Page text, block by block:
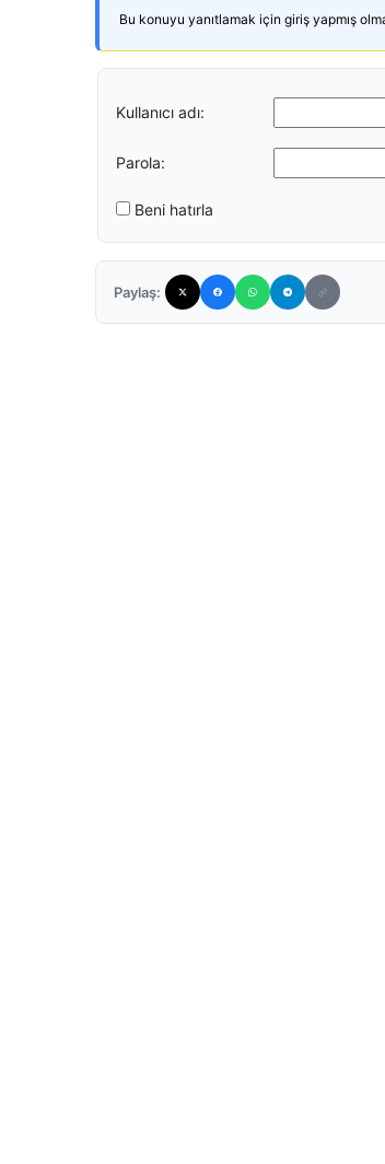
Bu konuyu yanıtlamak için giriş yapmış
Kullanıcı adı:
Parola:
Beni hatırla
Paylaş: